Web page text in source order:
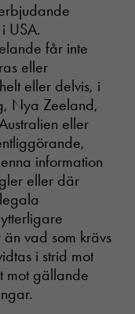
USA.
får inte
eller
eller delvis, i
Nya Zeeland,
eller
information
eller där
vad som krävs
i strid mot
mot gällande
cookies
inte att
bort. De
för att
huvud
ska
for
the